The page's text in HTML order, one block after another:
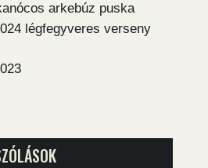
arkebúz puska
légfegyveres verseny